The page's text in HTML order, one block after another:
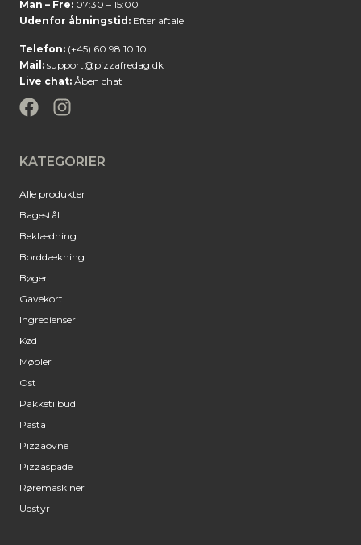
Man – Fre: 07:30 – 15:00
Udenfor åbningstid: Efter aftale
Telefon: (+45) 60 98 10 10
Mail: support@pizzafredag.dk
Live chat: Åben chat
KATEGORIER
Alle produkter
Bagestål
Beklædning
Borddækning
Bøger
Gavekort
Ingredienser
Kød
Møbler
Ost
Pakketilbud
Pasta
Pizzaovne
Pizzaspade
Røremaskiner
Udstyr